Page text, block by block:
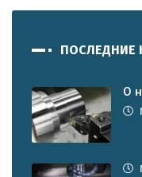
ПОСЛЕДНИЕ
O